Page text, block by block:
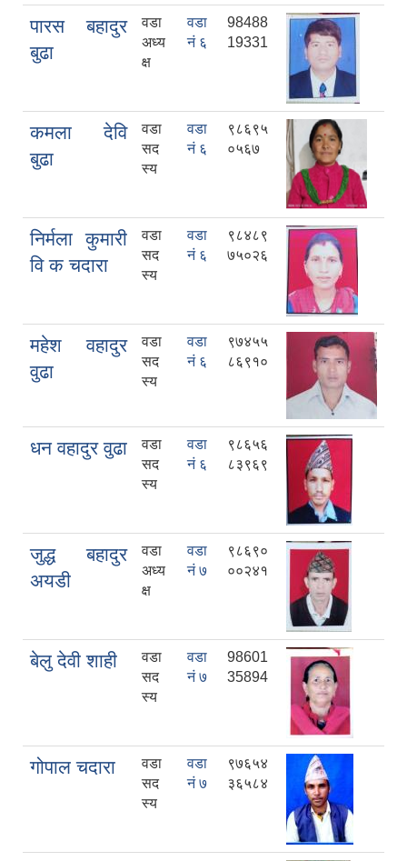
पारस बहादुर
बुढा
वडा
अध्य
क्ष
वडा
नं ६
98488
19331
कमला देवि
बुढा
वडा
सद
स्य
वडा
नं ६
९८६९५
०५६७
निर्मला कुमारी
वि क चदारा
वडा
सद
स्य
वडा
नं ६
९८४८९
७५०२६
महेश वहादुर
वुढा
वडा
सद
स्य
वडा
नं ६
९७४५५
८६९१०
धन वहादुर वुढा
वडा
सद
स्य
वडा
नं ६
९८६५६
८३९६९
जुद्ध बहादुर
अयडी
वडा
अध्य
क्ष
वडा
नं ७
९८६९०
००२४१
बेलु देवी शाही
वडा
सद
स्य
वडा
नं ७
98601
35894
गोपाल चदारा
वडा
सद
स्य
वडा
नं ७
९७६५४
३६५८४